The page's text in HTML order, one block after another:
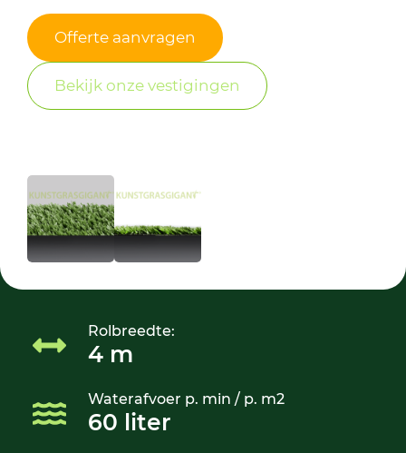
Offerte aanvragen
Bekijk onze vestigingen
Rolbreedte:
4 m
Waterafvoer p. min / p. m2
60 liter